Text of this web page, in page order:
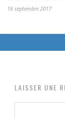
16 septembre 2017
LAISSER UNE